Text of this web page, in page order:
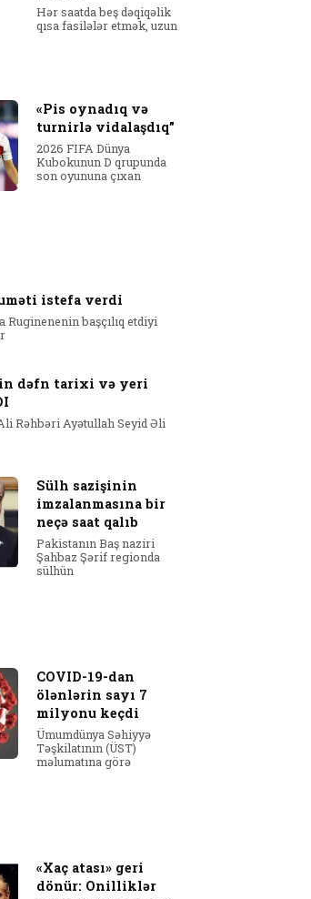
Hər saatda beş dəqiqəlik
qısa fasilələr etmək, uzun
«Pis oynadıq və
turnirlə vidalaşdıq”
2026 FIFA Dünya
Kubokunun D qrupunda
son oyununa çıxan
istefa verdi
Ruginenenin başçılıq etdiyi
dəfn tarixi və yeri
Rəhbəri Ayətullah Seyid Əli
Sülh sazişinin
imzalanmasına bir
neçə saat qalıb
Pakistanın Baş naziri
Şahbaz Şərif regionda
sülhün
COVID-19-dan
ölənlərin sayı 7
milyonu keçdi
Ümumdünya Səhiyyə
Təşkilatının (ÜST)
məlumatına görə
«Xaç atası» geri
dönür: Onilliklər